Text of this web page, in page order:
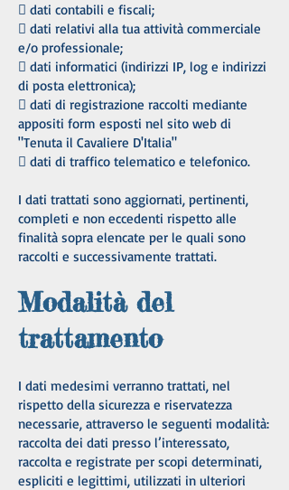
 dati contabili e fiscali;
 dati relativi alla tua attività commerciale
e/o professionale;
 dati informatici (indirizzi IP, log e indirizzi
di posta elettronica);
 dati di registrazione raccolti mediante
appositi form esposti nel sito web di
"Tenuta il Cavaliere D'Italia"
 dati di traffico telematico e telefonico.
I dati trattati sono aggiornati, pertinenti,
completi e non eccedenti rispetto alle
finalità sopra elencate per le quali sono
raccolti e successivamente trattati.
Modalità del
trattamento
I dati medesimi verranno trattati, nel
rispetto della sicurezza e riservatezza
necessarie, attraverso le seguenti modalità:
raccolta dei dati presso l’interessato,
raccolta e registrate per scopi determinati,
espliciti e legittimi, utilizzati in ulteriori